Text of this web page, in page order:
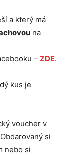
a který má
na
– ZDE.
kus je
voucher v
si
nebo si